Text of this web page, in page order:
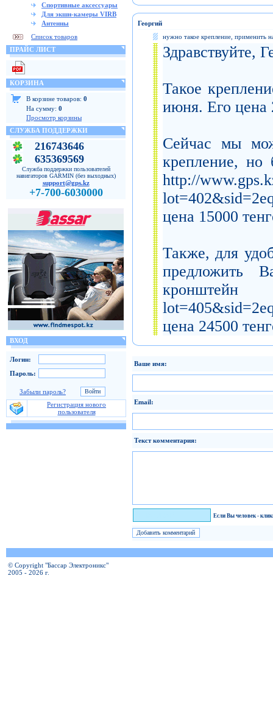
Спортивные аксессуары
Для экшн-камеры VIRB
Антенны
Список товаров
ПРАЙС ЛИСТ
КОРЗИНА
В корзине товаров: 0
На сумму: 0
Просмотр корзины
СЛУЖБА ПОДДЕРЖКИ
216743646
635369569
Служба поддержки пользователей
навигаторов GARMIN (без выходных)
support@gps.kz
+7-700-6030000
ВХОД
Логин:
Пароль:
Забыли пароль?
Регистрация нового
пользователя
Георгий
нужно такое крепление, применить
Здравствуйте,
Такое
июня. Его цена
Сейчас мы
крепление, но
http://
цена 15000
Также, для
предложить
кронштейн
цена 24500
Ваше имя:
Email:
Текст комментария:
Если Вы человек -
© Copyright "Бассар Электроникс"
2005 - 2026 г.